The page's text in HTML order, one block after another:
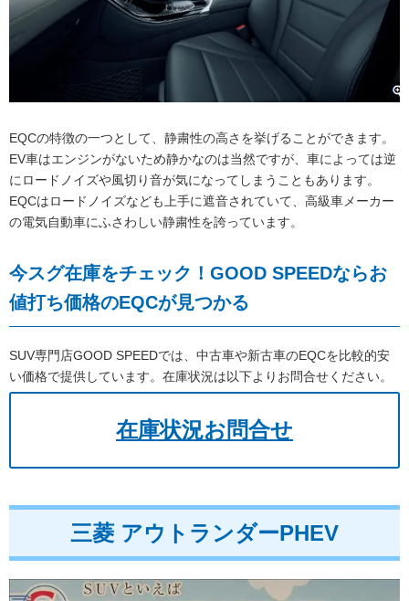
EQCの特徴の一つとして、静粛性の高さを挙げることができます。
EV車はエンジンがないため静かなのは当然ですが、車によっては逆
にロードノイズや風切り音が気になってしまうこともあります。
EQCはロードノイズなども上手に遮音されていて、高級車メーカー
の電気自動車にふさわしい静粛性を誇っています。
今スグ在庫をチェック！GOOD SPEEDならお
値打ち価格のEQCが見つかる
SUV専門店GOOD SPEEDでは、中古車や新古車のEQCを比較的安
い価格で提供しています。在庫状況は以下よりお問合せください。
在庫状況お問合せ
三菱 アウトランダーPHEV